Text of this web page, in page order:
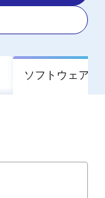
ソフトウェア／